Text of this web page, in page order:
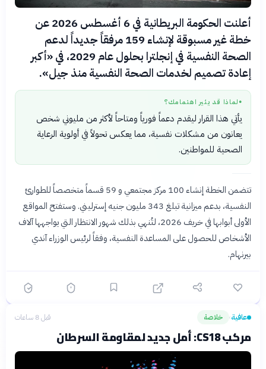
أعلنت الحكومة البريطانية في 6 أغسطس 2026 عن
خطة غير مسبوقة لإنشاء 159 مرفقاً جديداً لدعم
الصحة النفسية في إنجلترا بحلول عام 2029، في «أكبر
إعادة تصميم لخدمات الصحة النفسية منذ جيل».
● لماذا قد يثير اهتمامك؟
يأتي هذا القرار ليقدم دعماً فورياً ومتاحاً لأكثر من مليوني شخص
يعانون من مشكلات نفسية، مما يعكس تحولاً في أولوية الرعاية
الصحية للمواطنين.
تتضمن الخطة إنشاء 100 مركز مجتمعي و 59 قسماً متخصصاً للطوارئ
النفسية، بدعم ميزانية تبلغ 343 مليون جنيه إسترليني. وستفتح المواقع
الأولى أبوابها في خريف 2026، لتُنهي بذلك شهور الانتظار التي يواجهها آلاف
الأشخاص للحصول على المساعدة النفسية، وفقاً لرئيس الوزراء آندي
بيرنهام.
عافية› خلاصة قبل 8 ساعات
مركب CS18: أمل جديد لمقاومة السرطان